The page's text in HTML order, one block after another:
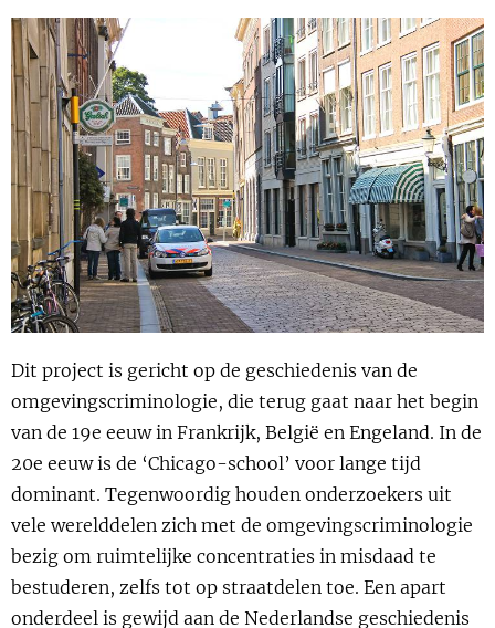
Over NSCR Show
Contact Show
Uitgelicht Show
Cursus Show
BLOG
Dit project is gericht op de geschiedenis van de
omgevingscriminologie, die terug gaat naar het begin
van de 19e eeuw in Frankrijk, België en Engeland. In de
20e eeuw is de ‘Chicago-school’ voor lange tijd
dominant. Tegenwoordig houden onderzoekers uit
vele werelddelen zich met de omgevingscriminologie
bezig om ruimtelijke concentraties in misdaad te
bestuderen, zelfs tot op straatdelen toe. Een apart
onderdeel is gewijd aan de Nederlandse geschiedenis